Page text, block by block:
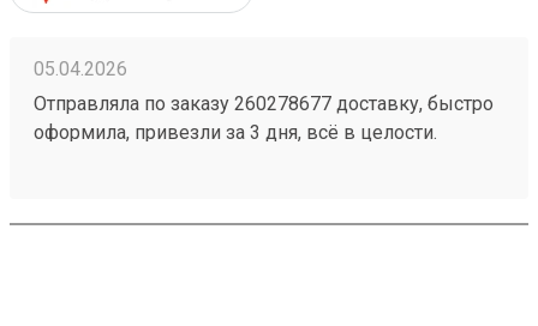
05.04.2026
Отправляла по заказу 260278677 доставку, быстро
оформила, привезли за 3 дня, всё в целости.